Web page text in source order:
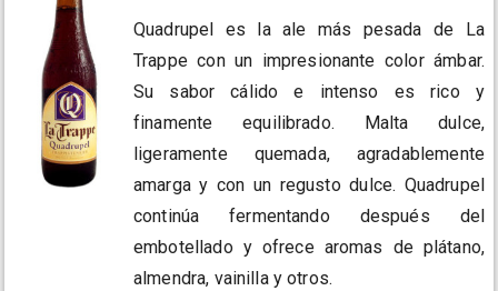
Quadrupel es la ale más pesada de La
Trappe con un impresionante color ámbar.
Su sabor cálido e intenso es rico y
finamente equilibrado. Malta dulce,
ligeramente quemada, agradablemente
amarga y con un regusto dulce. Quadrupel
continúa fermentando después del
embotellado y ofrece aromas de plátano,
almendra, vainilla y otros.